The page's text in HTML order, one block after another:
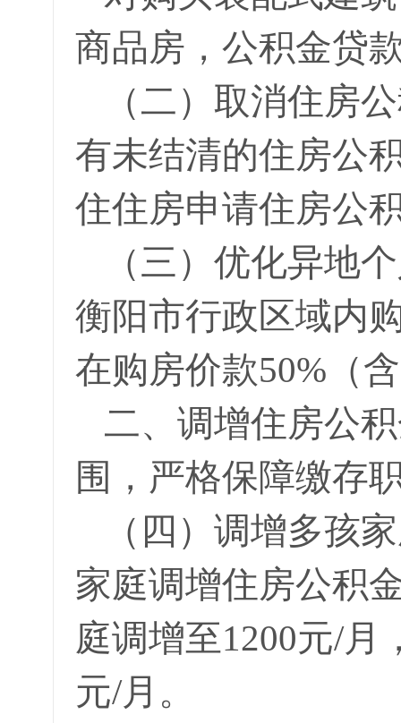
商品房，公积金贷
（二）取消住房
有未结清的住房公
住住房申请住房公
（三）优化异地
衡阳市行政区域内
在购房价款50%（
二、调增住房公
围，严格保障缴存
（四）调增多孩
家庭调增住房公积
庭调增至1200元/月
元/月。